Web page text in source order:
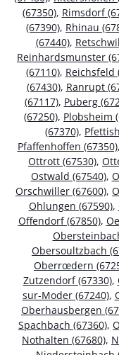
(67350), Rimsdorf
(67390), Rhinau
(67440),
Reinhardsmunster
(67110), Reichsfeld
(67430), Ranrupt
(67117), Puberg
(67250), Plobsheim
(67370),
Pfaffenhoffen (67350),
Ottrott (67530),
Ostwald (67540),
Orschwiller (67600),
Ohlungen (67590),
Offendorf (67850),
Obersoultzbach
Oberrœdern
Zutzendorf (67330),
sur-Moder (67240),
Oberhausbergen
Spachbach (67360),
Nothalten (67680),